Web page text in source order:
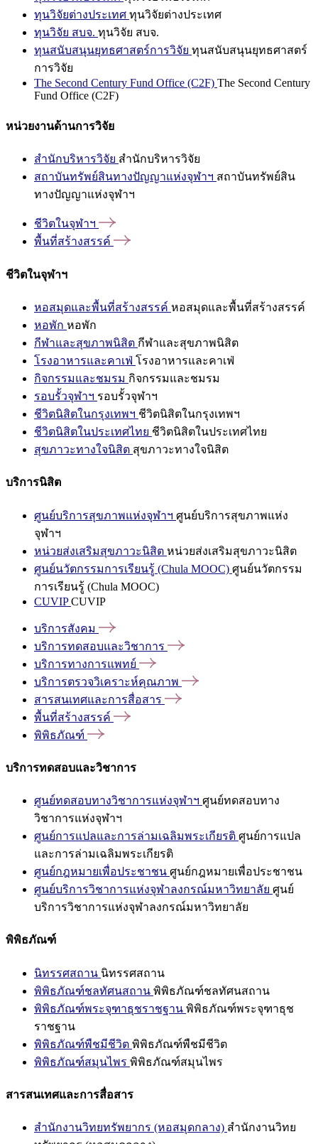
ทุนวิจัยต่างประเทศ ทุนวิจัยต่างประเทศ
ทุนวิจัย สบจ. ทุนวิจัย สบจ.
ทุนสนับสนุนยุทธศาสตร์การวิจัย ทุนสนับสนุนยุทธศาสตร์
การวิจัย
The Second Century Fund Office (C2F) The Second Century
Fund Office (C2F)
หน่วยงานด้านการวิจัย
สำนักบริหารวิจัย สำนักบริหารวิจัย
สถาบันทรัพย์สินทางปัญญาแห่งจุฬาฯ สถาบันทรัพย์สิน
ทางปัญญาแห่งจุฬาฯ
ชีวิตในจุฬาฯ
พื้นที่สร้างสรรค์
ชีวิตในจุฬาฯ
หอสมุดและพื้นที่สร้างสรรค์ หอสมุดและพื้นที่สร้างสรรค์
หอพัก หอพัก
กีฬาและสุขภาพนิสิต กีฬาและสุขภาพนิสิต
โรงอาหารและคาเฟ่ โรงอาหารและคาเฟ่
กิจกรรมและชมรม กิจกรรมและชมรม
รอบรั้วจุฬาฯ รอบรั้วจุฬาฯ
ชีวิตนิสิตในกรุงเทพฯ ชีวิตนิสิตในกรุงเทพฯ
ชีวิตนิสิตในประเทศไทย ชีวิตนิสิตในประเทศไทย
สุขภาวะทางใจนิสิต สุขภาวะทางใจนิสิต
บริการนิสิต
ศูนย์บริการสุขภาพแห่งจุฬาฯ ศูนย์บริการสุขภาพแห่ง
จุฬาฯ
หน่วยส่งเสริมสุขภาวะนิสิต หน่วยส่งเสริมสุขภาวะนิสิต
ศูนย์นวัตกรรมการเรียนรู้ (Chula MOOC) ศูนย์นวัตกรรม
การเรียนรู้ (Chula MOOC)
CUVIPCUVIP
บริการสังคม
บริการทดสอบและวิชาการ
บริการทางการแพทย์
บริการตรวจวิเคราะห์คุณภาพ
สารสนเทศและการสื่อสาร
พื้นที่สร้างสรรค์
พิพิธภัณฑ์
บริการทดสอบและวิชาการ
ศูนย์ทดสอบทางวิชาการแห่งจุฬาฯ ศูนย์ทดสอบทาง
วิชาการแห่งจุฬาฯ
ศูนย์การแปลและการล่ามเฉลิมพระเกียรติ ศูนย์การแปล
และการล่ามเฉลิมพระเกียรติ
ศูนย์กฎหมายเพื่อประชาชน ศูนย์กฎหมายเพื่อประชาชน
ศูนย์บริการวิชาการแห่งจุฬาลงกรณ์มหาวิทยาลัย ศูนย์
บริการวิชาการแห่งจุฬาลงกรณ์มหาวิทยาลัย
พิพิธภัณฑ์
นิทรรศสถาน นิทรรศสถาน
พิพิธภัณฑ์ชลทัศนสถาน พิพิธภัณฑ์ชลทัศนสถาน
พิพิธภัณฑ์พระจุฑาธุชราชฐาน พิพิธภัณฑ์พระจุฑาธุช
ราชฐาน
พิพิธภัณฑ์พืชมีชีวิต พิพิธภัณฑ์พืชมีชีวิต
พิพิธภัณฑ์สมุนไพร พิพิธภัณฑ์สมุนไพร
สารสนเทศและการสื่อสาร
สำนักงานวิทยทรัพยากร (หอสมุดกลาง) สำนักงานวิทย